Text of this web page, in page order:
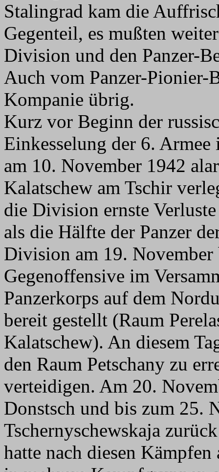
Stalingrad kam die
Gegenteil, es mußten
Division und den Panzer-
Auch vom Panzer-
Kompanie übrig.
Kurz vor Beginn der
Einkesselung der 6.
am 10. November 1942
Kalatschew am Tschir
die Division ernste
als die Hälfte der Panzer
Division am 19. November
Gegenoffensive im
Panzerkorps auf dem
bereit gestellt (Raum
Kalatschew). An diesem
den Raum Petschany zu
verteidigen. Am 20.
Donstsch und bis zum 25.
Tschernyschewskaja
hatte nach diesen